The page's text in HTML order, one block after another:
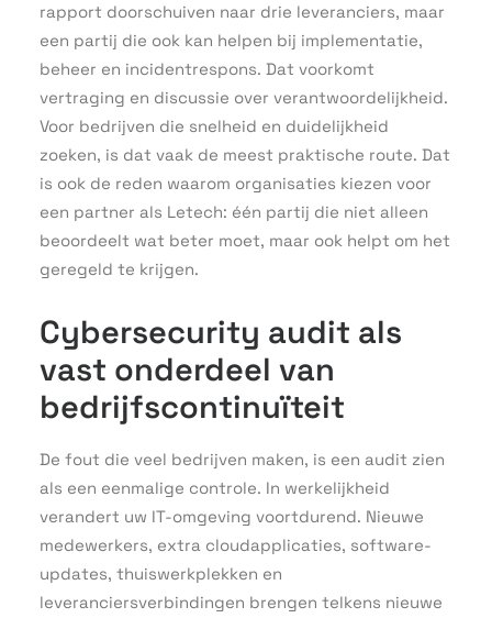
rapport doorschuiven naar drie leveranciers, maar
een partij die ook kan helpen bij implementatie,
beheer en incidentrespons. Dat voorkomt
vertraging en discussie over verantwoordelijkheid.
Voor bedrijven die snelheid en duidelijkheid
zoeken, is dat vaak de meest praktische route. Dat
is ook de reden waarom organisaties kiezen voor
een partner als Letech: één partij die niet alleen
beoordeelt wat beter moet, maar ook helpt om het
geregeld te krijgen.
Cybersecurity audit als
vast onderdeel van
bedrijfscontinuïteit
De fout die veel bedrijven maken, is een audit zien
als een eenmalige controle. In werkelijkheid
verandert uw IT-omgeving voortdurend. Nieuwe
medewerkers, extra cloudapplicaties, software-
updates, thuiswerkplekken en
leveranciersverbindingen brengen telkens nieuwe